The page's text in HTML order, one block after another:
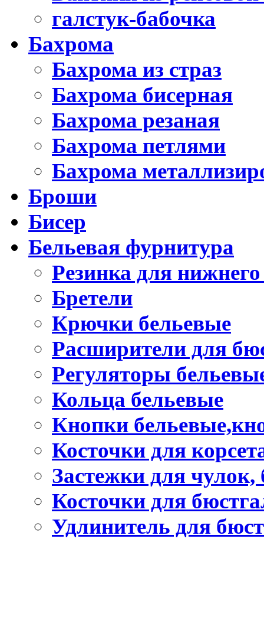
галстук-бабочка
Бахрома
Бахрома из страз
Бахрома бисерная
Бахрома резаная
Бахрома петлями
Бахрома
Броши
Бисер
Бельевая фурнитура
Резинка для
Бретели
Крючки бельевые
Расширители для
Регуляторы
Кольца бельевые
Кнопки
Косточки для
Застежки для чулок,
Косточки для
Удлинитель для